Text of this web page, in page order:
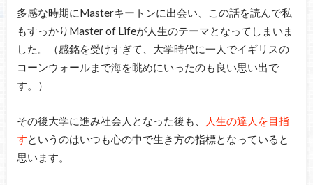
多感な時期にMasterキートンに出会い、この話を読んで私
もすっかりMaster of Lifeが人生のテーマとなってしまいま
した。（感銘を受けすぎて、大学時代に一人でイギリスの
コーンウォールまで海を眺めにいったのも良い思い出で
す。）
その後大学に進み社会人となった後も、
人生の達人を目指
す というのはいつも心の中で生き方の指標となっていると
思います。